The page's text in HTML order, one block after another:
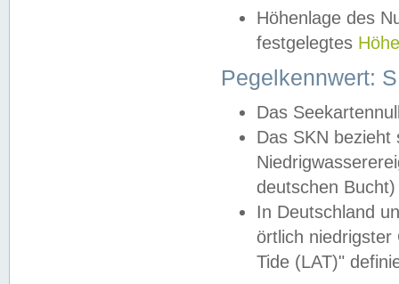
Höhenlage des
festgelegtes
Pegelkennwert:
Das
Das SKN
deutschen
In Deutschland
örtlich
Tide (LAT)"